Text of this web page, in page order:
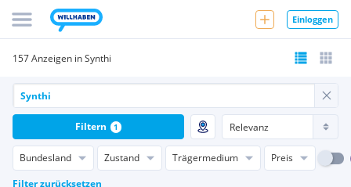
Einloggen
157 Anzeigen in Synthi
Bundesland Zustand Trägermedium
Preis
Filter zurücksetzen
Filtern 1